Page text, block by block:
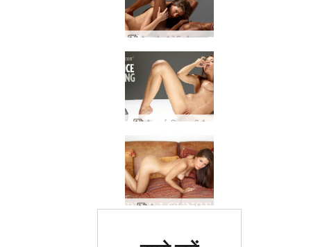
मौज और वैलेरी यौन आकर्षण
मौज बर्फ पिघल रही है
मौज लाउंज part1
दुनिया में #1 कामुक साइट का